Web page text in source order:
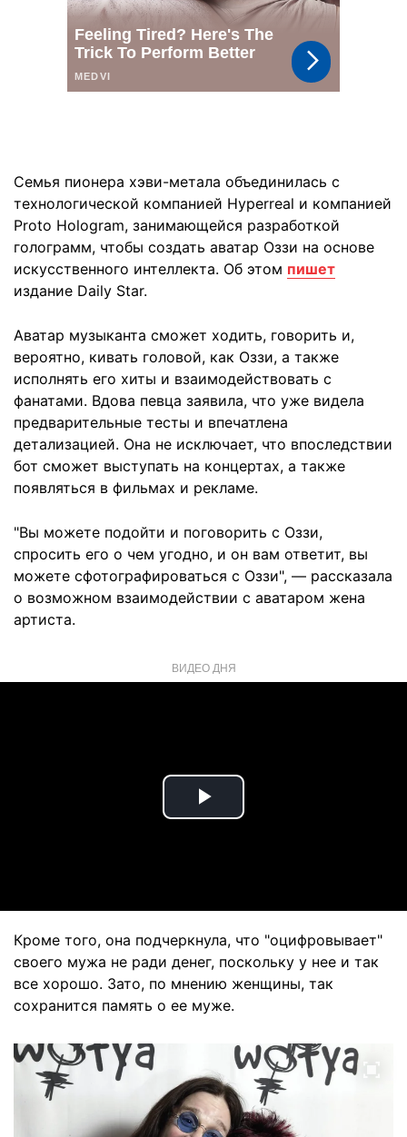
Семья пионера хэви-метала объединилась с
технологической компанией Hyperreal и компанией
Proto Hologram, занимающейся разработкой
голограмм, чтобы создать аватар Оззи на основе
искусственного интеллекта. Об этом пишет
издание Daily Star.
Аватар музыканта сможет ходить, говорить и,
вероятно, кивать головой, как Оззи, а также
исполнять его хиты и взаимодействовать с
фанатами. Вдова певца заявила, что уже видела
предварительные тесты и впечатлена
детализацией. Она не исключает, что впоследствии
бот сможет выступать на концертах, а также
появляться в фильмах и рекламе.
"Вы можете подойти и поговорить с Оззи,
спросить его о чем угодно, и он вам ответит, вы
можете сфотографироваться с Оззи", — рассказала
о возможном взаимодействии с аватаром жена
артиста.
ВИДЕО ДНЯ
Play
Кроме того, она подчеркнула, что "оцифровывает"
своего мужа не ради денег, поскольку у нее и так
все хорошо. Зато, по мнению женщины, так
сохранится память о ее муже.